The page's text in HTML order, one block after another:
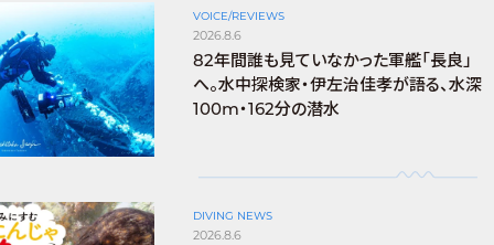
VOICE/REVIEWS
2026.8.6
82年間誰も見ていなかった軍艦「長良」
へ。水中探検家・伊左治佳孝が語る、水深
100m・162分の潜水
DIVING NEWS
2026.8.6